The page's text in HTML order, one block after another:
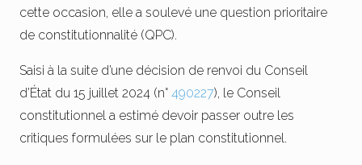
cette occasion, elle a soulevé une question prioritaire
de constitutionnalité (QPC).
Saisi à la suite d’une décision de renvoi du Conseil
d’État du 15 juillet 2024 (n° 490227), le Conseil
constitutionnel a estimé devoir passer outre les
critiques formulées sur le plan constitutionnel.